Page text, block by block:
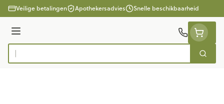
Ga naar de inhoud
Veilige betalingen Apothekersadvies Snelle beschikbaarheid
Menu
Product, merk, categorie...
Zoek